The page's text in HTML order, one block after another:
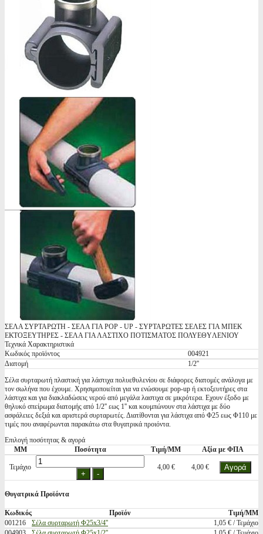
ΣΕΛΑ ΣΥΡΤΑΡΩΤΗ - ΣΕΛΑ ΓΙΑ POP - UP - ΣΥΡΤΑΡΩΤΕΣ ΣΕΛΕΣ ΓΙΑ ΜΠΕΚ
ΕΚΤΟΞΕΥΤΗΡΕΣ - ΣΕΛΑ ΓΙΑ ΛΑΣΤΙΧΟ ΠΟΤΙΣΜΑΤΟΣ ΠΟΛΥΕΘYΛΕΝΙΟΥ
Τεχνικά Χαρακτηριστικά
Κωδικός προϊόντος
004921
Διατομή
1/2''
Σέλα συρταρωτή πλαστική για λάστιχα πολυεθυλενίου σε διάφορες διατομές ανάλογα με
τον σωλήνα που έχουμε. Χρησιμοποιείται για να ενώσουμε pop-up ή εκτοξευτήρες στα
λάστιχα και για διακλαδώσεις νερού από μεγάλα λαστιχα σε μικρότερα. Εχουν έξοδο με
θηλυκό σπείρωμα διατομής από 1/2'' εως 1'' και κουμπώνουν στα λάστιχα με δύο
ασφάλειες δεξιά και αριστερά συρταρωτές. Διατίθονται για λάστιχα από Φ25 εως Φ110 με
τιμές που αναφέρωνται παρακάτω στα θυγατρικά προιόντα.
Επιλογή ποσότητας & αγορά
ΜΜ
Ποσότητα Τιμή/ΜΜ Αξία με ΦΠΑ
Τεμάχιο 4,00 € 4,00 €
Θυγατρικά Προϊόντα
Κωδικός Προϊόν
Τιμή/ΜΜ
001216
Σέλα συρταρωτή Φ25x3/4''
1,05 € / Τεμάχιο